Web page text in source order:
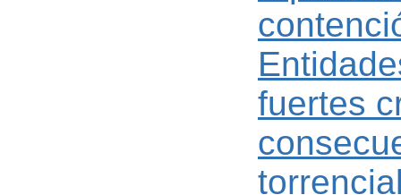
fuertes